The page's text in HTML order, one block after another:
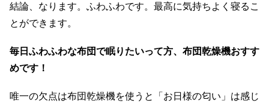
結論、なります。ふわふわです。最高に気持ちよく寝るこ
とができます。
毎日ふわふわな布団で眠りたいって方、布団乾燥機おすす
めです！
唯一の欠点は布団乾燥機を使うと「お日様の匂い」は感じ